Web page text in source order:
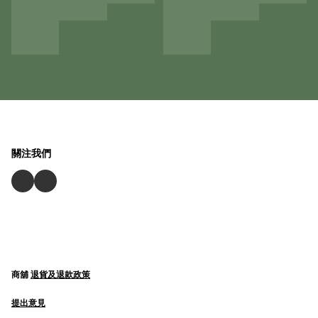
關注我們
商舖 退貨及退款政策
提出意見